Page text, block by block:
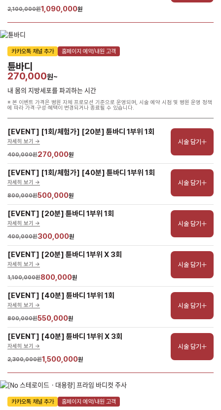
2,100,000원1,090,000원
카카오톡 채널 추가 홈페이지 예약/내원 고객
튠바디
270,000원~
내 몸의 지방세포를 파괴하는 시간
※ 본 이벤트 가격은 병원 자체 프로모션 기준으로 운영되며, 시술 예약 시점 및 병원 운영 정책
에 따라 가격·구성·혜택이 변경되거나 종료될 수 있습니다.
[EVENT] [1회/체험가] [20분] 튠바디 1부위 1회
자세히 보기 ->
400,000원270,000원
시술 담기
[EVENT] [1회/체험가] [40분] 튠바디 1부위 1회
자세히 보기 ->
800,000원500,000원
시술 담기
[EVENT] [20분] 튠바디 1부위 1회
자세히 보기 ->
400,000원300,000원
시술 담기
[EVENT] [20분] 튠바디 1부위 X 3회
자세히 보기 ->
1,100,000원800,000원
시술 담기
[EVENT] [40분] 튠바디 1부위 1회
자세히 보기 ->
800,000원550,000원
시술 담기
[EVENT] [40분] 튠바디 1부위 X 3회
자세히 보기 ->
2,300,000원1,500,000원
시술 담기
카카오톡 채널 추가 홈페이지 예약/내원 고객